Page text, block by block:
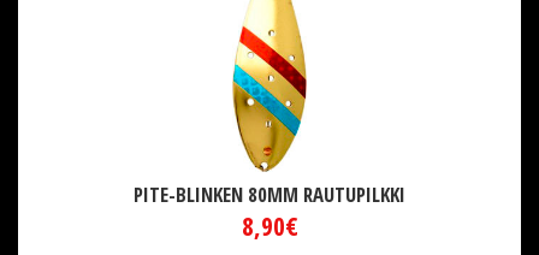
PITE-BLINKEN 80MM RAUTUPILKKI
8,90€